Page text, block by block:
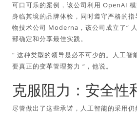
可口可乐的案例，该公司利用 OpenAI
身临其境的品牌体验，同时遵守严格的
物技术公司 Moderna，该公司成立了“
部确定和分享最佳实践。
“ 这种类型的领导是必不可少的。人工智
要真正的变革管理努力 “，他说。
克服阻力：安全性
尽管做出了这些承诺，人工智能的采用仍